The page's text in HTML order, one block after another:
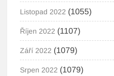
Listopad 2022 (1055)
Říjen 2022 (1107)
Září 2022 (1079)
Srpen 2022 (1079)